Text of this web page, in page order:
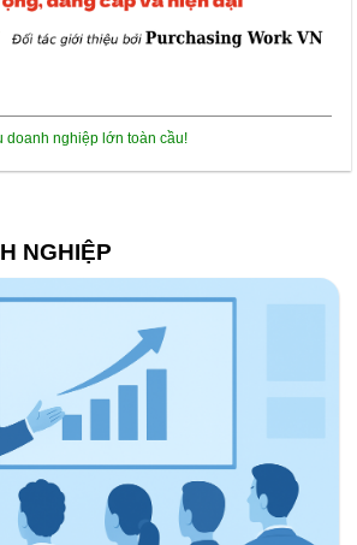
hàng là thành công của chúng tôi!
NGHIỆP